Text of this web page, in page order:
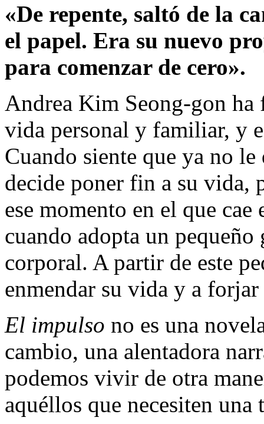
«De repente, saltó de la
el papel. Era su nuevo
para comenzar de cero».
Andrea Kim Seong-gon ha
vida personal y familiar, y
Cuando siente que ya no
decide poner fin a su vida,
ese momento en el que
cuando adopta un pequeño
corporal. A partir de este
enmendar su vida y a
El impulso no es una
cambio, una alentadora
podemos vivir de otra
aquéllos que necesiten